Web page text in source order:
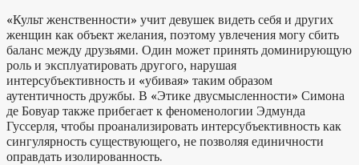
«Культ женственности» учит девушек видеть себя и других
женщин как объект желания, поэтому увлечения могу сбить
баланс между друзьями. Один может принять доминирующую
роль и эксплуатировать другого, нарушая
интерсубъективность и «убивая» таким образом
аутентичность дружбы. В «Этике двусмысленности» Симона
де Бовуар также прибегает к феноменологии Эдмунда
Гуссерля, чтобы проанализировать интерсубъективность как
сингулярность существующего, не позволяя единичности
оправдать изолированность.